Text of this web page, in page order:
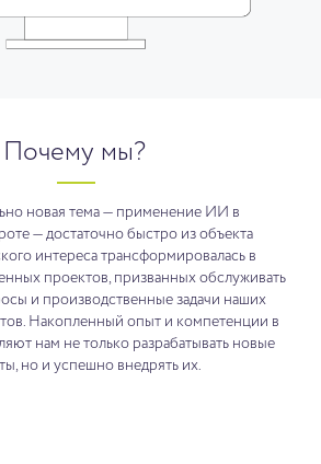
Почему мы?
новая тема — применение ИИ в
— достаточно быстро из объекта
интереса трансформировалась в
проектов, призванных обслуживать
и производственные задачи наших
Накопленный опыт и компетенции в
нам не только разрабатывать новые
но и успешно внедрять их.